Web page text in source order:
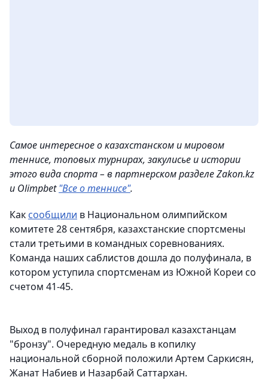
Самое интересное о казахстанском и мировом
теннисе, топовых турнирах, закулисье и истории
этого вида спорта – в партнерском разделе Zakon.kz
и Olimpbet"Все о теннисе".
Как сообщили в Национальном олимпийском
комитете 28 сентября, казахстанские спортсмены
стали третьими в командных соревнованиях.
Команда наших саблистов дошла до полуфинала, в
котором уступила спортсменам из Южной Кореи со
счетом 41-45.
Выход в полуфинал гарантировал казахстанцам
"бронзу". Очередную медаль в копилку
национальной сборной положили Артем Саркисян,
Жанат Набиев и Назарбай Саттархан.